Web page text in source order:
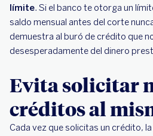
límite. Si el banco te otorga un
saldo mensual antes del corte
demuestra al buró de crédito que
desesperadamente del dinero
Evita solicitar
créditos al
Cada vez que solicitas un crédito,